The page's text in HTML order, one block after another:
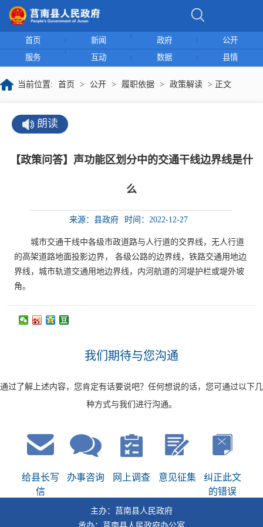
首页 新闻 政府
公开
服务
互动 数据 县情
当前位置: 首页 > 公开 > 履职依据 > 政策解读 > 正文
朗读
【政策问答】声功能区划分中的​交通干线边界线是什
么
来源：县政府 时间：2022-12-27
城市交通干线中各级市政道路与人行道的交界线，无人行道
的高架道路地面投影边界， 各级公路的边界线，铁路交通用地边
界线，城市轨道交通用地边界线，内河航道的河堤护栏或堤外坡
角。
我们期待与您沟通
通过了解上述内容，您肯定有话要说吧？任何想说的话，您可通过以下几
种方式与我们进行沟通。
给县长写
信
办事咨询 网上调查 意见征集
纠正此文
的错误
主办：莒南县人民政府
承办：莒南县人民政府办公室